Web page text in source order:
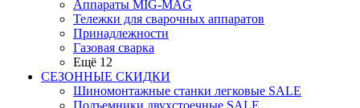
Аппараты MIG-MAG
Тележки для сварочных аппаратов
Принадлежности
Газовая сварка
Ещё 12
СЕЗОННЫЕ СКИДКИ
Шиномонтажные станки легковые SALE
Подъемники двухстоечные SALE